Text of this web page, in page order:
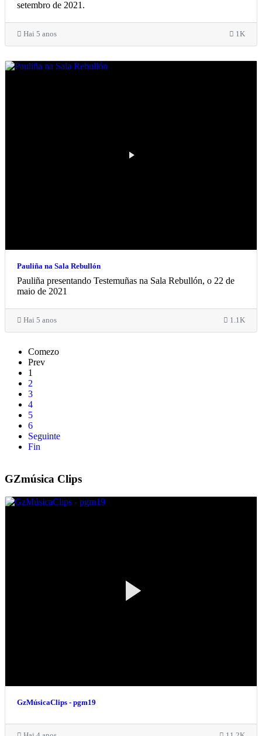
setembro de 2021.
Hai 5 anos 1K
Pauliña na Sala Rebullón
Pauliña presentando Testemuñas na Sala Rebullón, o 22 de
maio de 2021
Hai 5 anos 1.1K
Comezo
Prev
1
2
3
4
5
6
Seguinte
Fin
GZmúsica Clips
GzMúsicaClips - pgm19